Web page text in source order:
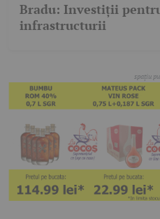
Bradu: Investiții
infrastructurii